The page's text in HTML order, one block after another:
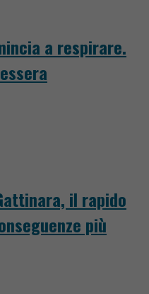
a respirare.
il rapido
più